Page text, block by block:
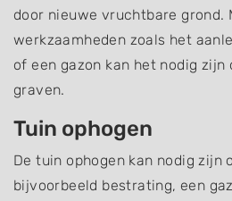
door nieuwe vruchtbare grond.
werkzaamheden zoals het
of een gazon kan het nodig zijn
graven.
Tuin ophogen
De tuin ophogen kan nodig zijn
bijvoorbeeld bestrating, een